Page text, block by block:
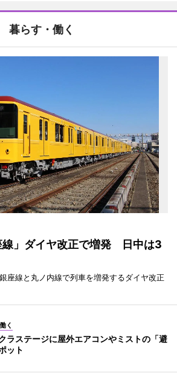
暮らす・働く
線」ダイヤ改正で増発 日中は3
座線と丸ノ内線で列車を増発するダイヤ改正
く
ラステージに屋外エアコンやミストの「避
ット